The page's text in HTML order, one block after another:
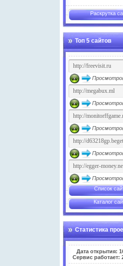
Раскрутка
Топ 5 сайтов
Список
Каталог
Статистика
Дата открытия:
Сервис работает: